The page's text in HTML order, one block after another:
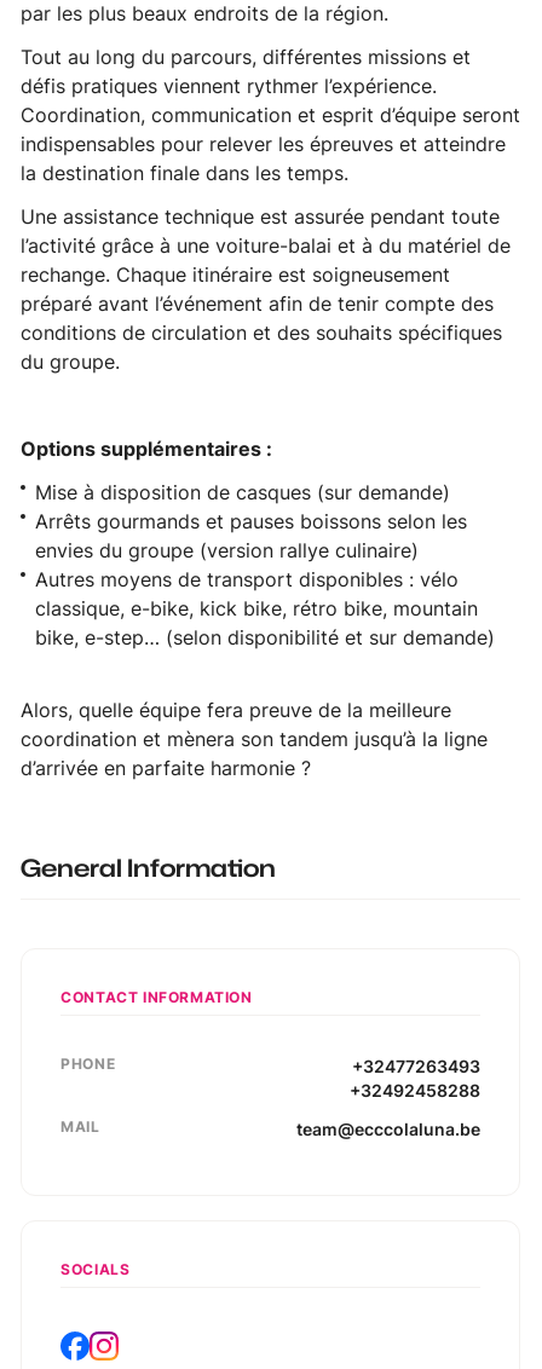
par les plus beaux endroits de la région.
Tout au long du parcours, différentes missions et
défis pratiques viennent rythmer l’expérience.
Coordination, communication et esprit d’équipe seront
indispensables pour relever les épreuves et atteindre
la destination finale dans les temps.
Une assistance technique est assurée pendant toute
l’activité grâce à une voiture-balai et à du matériel de
rechange. Chaque itinéraire est soigneusement
préparé avant l’événement afin de tenir compte des
conditions de circulation et des souhaits spécifiques
du groupe.
Options supplémentaires :
Mise à disposition de casques (sur demande)
Arrêts gourmands et pauses boissons selon les
envies du groupe (version rallye culinaire)
Autres moyens de transport disponibles : vélo
classique, e-bike, kick bike, rétro bike, mountain
bike, e-step… (selon disponibilité et sur demande)
Alors, quelle équipe fera preuve de la meilleure
coordination et mènera son tandem jusqu’à la ligne
d’arrivée en parfaite harmonie ?
General Information
CONTACT INFORMATION
PHONE
+32477263493
+32492458288
MAIL team@ecccolaluna.be
SOCIALS